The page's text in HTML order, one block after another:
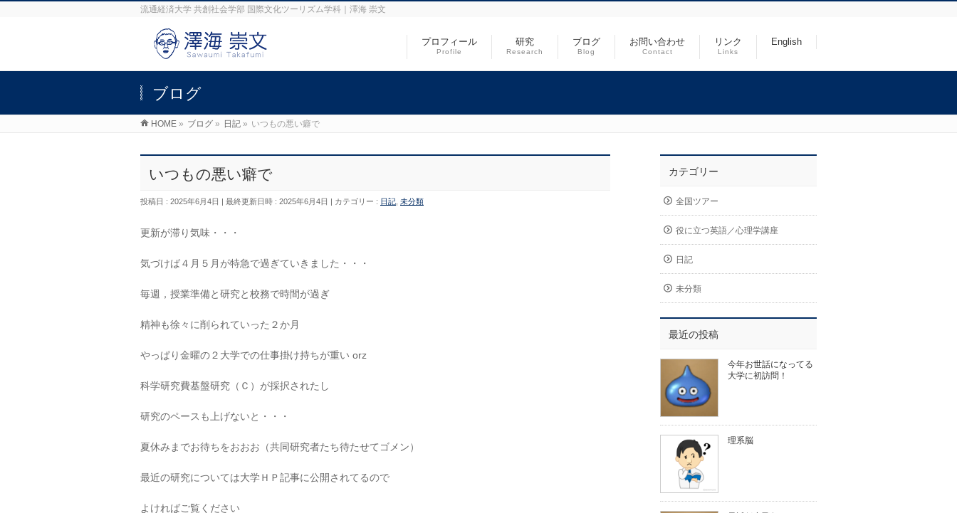
流通経済大学 共創社会学部 国際文化ツーリズム学科｜澤海 崇文
プロフィール
Profile
研究
Research
ブログ
Blog
お問い合わせ
Contact
リンク
Links
English
ブログ
HOME » ブログ » 日記 » いつもの悪い癖で
いつもの悪い癖で
投稿日 : 2025年6月4日 最終更新日時 : 2025年6月4日 カテゴリー : 日記 未分類
更新が滞り気味・・・
気づけば４月５月が特急で過ぎていきました・・・
毎週，授業準備と研究と校務で時間が過ぎ
精神も徐々に削られていった２か月
やっぱり金曜の２大学での仕事掛け持ちが重い orz
科学研究費基盤研究（Ｃ）が採択されたし
研究のペースも上げないと・・・
夏休みまでお待ちをおおお（共同研究者たち待たせてゴメン）
最近の研究については大学ＨＰ記事に公開されてるので
よければご覧ください
カテゴリー
全国ツアー
役に立つ英語／心理学講座
日記
未分類
最近の投稿
今年お世話になってる
大学に初訪問！
理系脳